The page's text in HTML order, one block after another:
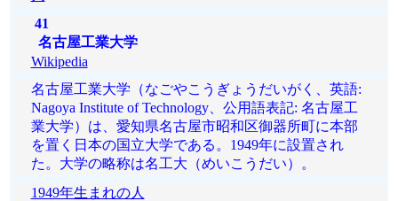
41
名古屋工業大学
Wikipedia
名古屋工業大学（なごやこうぎょうだいがく、英語:
Nagoya Institute of Technology、公用語表記: 名古屋工
業大学）は、愛知県名古屋市昭和区御器所町に本部
を置く日本の国立大学である。1949年に設置され
た。大学の略称は名工大（めいこうだい）。
1949年生まれの人